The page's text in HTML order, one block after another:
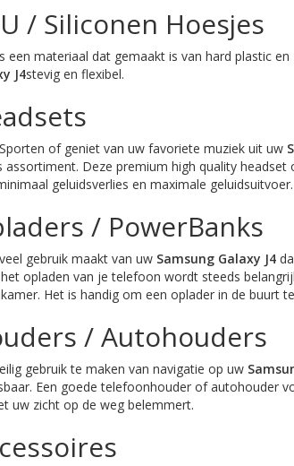
/ Siliconen Hoesjes
een materiaal dat gemaakt is van hard plastic
J4stevig en flexibel.
of geniet van uw favoriete muziek uit uw
assortiment. Deze premium high quality
geluidsverlies en maximale geluidsuitvoer.
/ PowerBanks
gebruik maakt van uw Samsung Galaxy J4
opladen van je telefoon wordt steeds
Het is handig om een oplader in de buurt
/ Autohouders
gebruik te maken van navigatie op uw
Een goede telefoonhouder of autohouder
uw zicht op de weg belemmert.